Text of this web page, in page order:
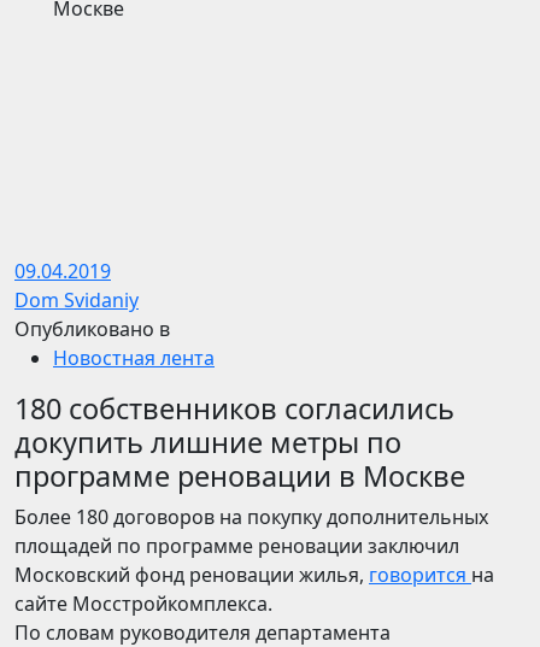
Москве
09.04.2019
Dom Svidaniy
Опубликовано в
Новостная лента
180 собственников согласились
докупить лишние метры по
программе реновации в Москве
Более 180 договоров на покупку дополнительных
площадей по программе реновации заключил
Московский фонд реновации жилья, говорится на
сайте Мосстройкомплекса.
По словам руководителя департамента